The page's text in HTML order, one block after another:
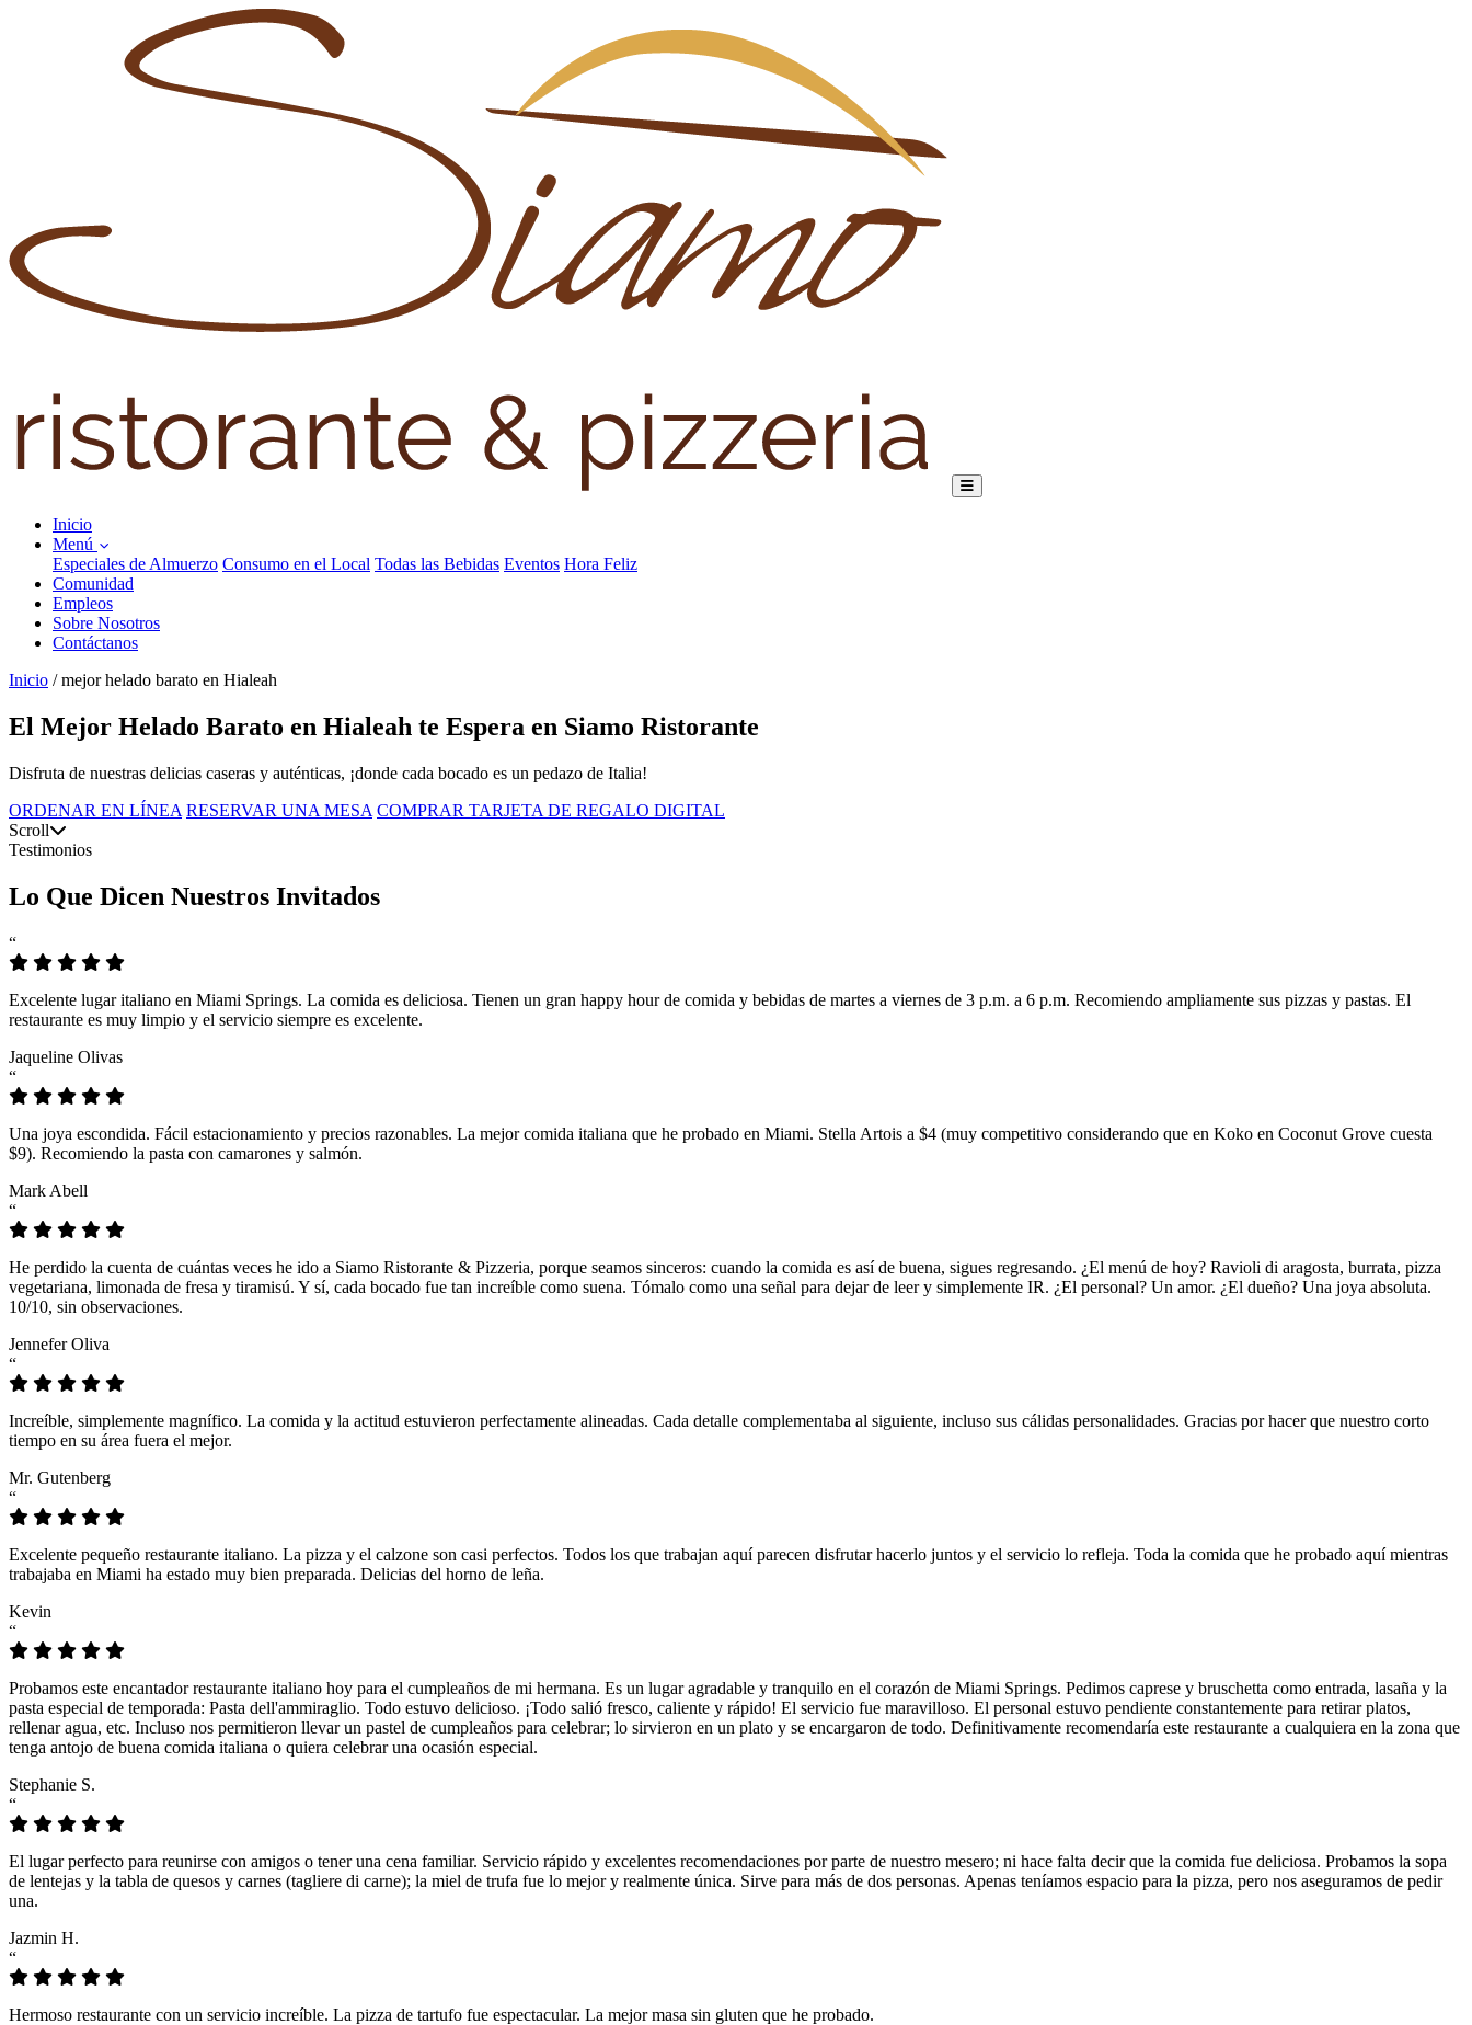
Inicio
Menú
Especiales de Almuerzo Consumo en el Local Todas las Bebidas Eventos Hora Feliz
Comunidad
Empleos
Sobre Nosotros
Contáctanos
Inicio / mejor helado barato en Hialeah
El Mejor Helado Barato en Hialeah te Espera en Siamo Ristorante
Disfruta de nuestras delicias caseras y auténticas, ¡donde cada bocado es un pedazo de Italia!
ORDENAR EN LÍNEA RESERVAR UNA MESA COMPRAR TARJETA DE REGALO DIGITAL
Scroll
Testimonios
Lo Que Dicen Nuestros Invitados
“
Excelente lugar italiano en Miami Springs. La comida es deliciosa. Tienen un gran happy hour de comida y bebidas de martes a viernes de 3 p.m. a 6 p.m. Recomiendo ampliamente sus pizzas y pastas. El
restaurante es muy limpio y el servicio siempre es excelente.
Jaqueline Olivas
“
Una joya escondida. Fácil estacionamiento y precios razonables. La mejor comida italiana que he probado en Miami. Stella Artois a $4 (muy competitivo considerando que en Koko en Coconut Grove cuesta
$9). Recomiendo la pasta con camarones y salmón.
Mark Abell
“
He perdido la cuenta de cuántas veces he ido a Siamo Ristorante & Pizzeria, porque seamos sinceros: cuando la comida es así de buena, sigues regresando. ¿El menú de hoy? Ravioli di aragosta, burrata, pizza
vegetariana, limonada de fresa y tiramisú. Y sí, cada bocado fue tan increíble como suena. Tómalo como una señal para dejar de leer y simplemente IR. ¿El personal? Un amor. ¿El dueño? Una joya absoluta.
10/10, sin observaciones.
Jennefer Oliva
“
Increíble, simplemente magnífico. La comida y la actitud estuvieron perfectamente alineadas. Cada detalle complementaba al siguiente, incluso sus cálidas personalidades. Gracias por hacer que nuestro corto
tiempo en su área fuera el mejor.
Mr. Gutenberg
“
Excelente pequeño restaurante italiano. La pizza y el calzone son casi perfectos. Todos los que trabajan aquí parecen disfrutar hacerlo juntos y el servicio lo refleja. Toda la comida que he probado aquí mientras
trabajaba en Miami ha estado muy bien preparada. Delicias del horno de leña.
Kevin
“
Probamos este encantador restaurante italiano hoy para el cumpleaños de mi hermana. Es un lugar agradable y tranquilo en el corazón de Miami Springs. Pedimos caprese y bruschetta como entrada, lasaña y la
pasta especial de temporada: Pasta dell'ammiraglio. Todo estuvo delicioso. ¡Todo salió fresco, caliente y rápido! El servicio fue maravilloso. El personal estuvo pendiente constantemente para retirar platos,
rellenar agua, etc. Incluso nos permitieron llevar un pastel de cumpleaños para celebrar; lo sirvieron en un plato y se encargaron de todo. Definitivamente recomendaría este restaurante a cualquiera en la zona que
tenga antojo de buena comida italiana o quiera celebrar una ocasión especial.
Stephanie S.
“
El lugar perfecto para reunirse con amigos o tener una cena familiar. Servicio rápido y excelentes recomendaciones por parte de nuestro mesero; ni hace falta decir que la comida fue deliciosa. Probamos la sopa
de lentejas y la tabla de quesos y carnes (tagliere di carne); la miel de trufa fue lo mejor y realmente única. Sirve para más de dos personas. Apenas teníamos espacio para la pizza, pero nos aseguramos de pedir
una.
Jazmin H.
“
Hermoso restaurante con un servicio increíble. La pizza de tartufo fue espectacular. La mejor masa sin gluten que he probado.